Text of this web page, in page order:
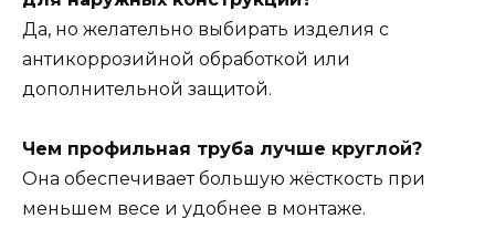
Да, но желательно выбирать изделия с
антикоррозийной обработкой или
дополнительной защитой.
Чем профильная труба лучше круглой?
Она обеспечивает большую жёсткость при
меньшем весе и удобнее в монтаже.